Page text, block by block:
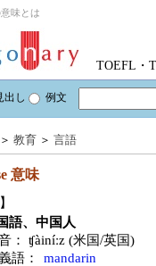
意味とは
TOEFL・
出し 例文
＞ 教育 ＞ 言語
意味
語、中国人
：
ʧàiníːz (米国/英国)
語：
mandarin